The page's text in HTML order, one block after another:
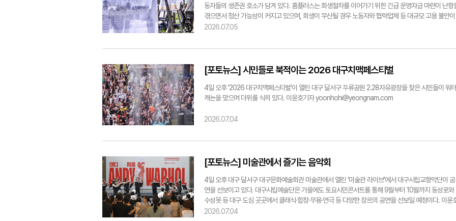
느냐", "재개는 되는 것이냐", "지난주까지만 해도 정상 운영한다고 했는데 갑자기 휴강 문자를 받았다"
등의 글이 잇따라 게시됐다. 일부 댓글에선 "지난주 데스크에 문의했으나 아무 문제 없다는 답변을 들었
다"는 글도 올라와 홈플러스의 대응에 문제가 많다는 성토가 쏟아졌다. 문화센터 강사들도 갑작스러운
행될 예정이며 추후 일정은 확인되는 대로 안내하겠다"고 회원들에게 전했다. 홈페이지 안내와 실제 운
영 상황도 엇갈렸다. 이날 오후 2시 기준 홈플러스 문화센터 홈페이지 첫 화면엔 '7·8월 여름학기 강좌
모집' 안내가 게시돼 있었다. 반면 공지사항에서 임시 휴강이나 환불 절차 등에 대한 별도 안내는 확인되
지 않았다. 환불 절차를 둘러싼 우려도 나온다. 대구시 소비생활센터 측은 "현재 임시 휴업 상태인 만큼
락이 되지 않아 환불이 이뤄지지 않을 경우 소비자분쟁조정이 어려울 수 있다"고 설명했다. 또 "민사소송
CCTV 확인을 통해 뒤늦게 드러난다. 사후 처벌뿐 아니라 사전 예방에 초점을 맞춘 관리체계가 필요한
이유다. 대구대 조한진 교수(사회복지학과)는 장애 아동을 돌보는 교사들에 대한 장애인권 교육과 인식
개선이 우선돼야 한다고 강조했다. 장애 아동은 의사 표현이 어렵거나 행동 특성이 일반 아동과 다른 경
야 한다"고 했다. 현행 제도가 사건 발생 이후에만 개입할 수 있는 사후 대응 방식에 머물러 있다는 점도
한계다. 현재 장애인 권익옹호기관은 학대 정황이 의심되더라도 예방 차원의 현장 점검이나 자료 열람
권한이 없다. 결국 사건이 발생한 뒤에야 사실관계를 확인할 수 있는 구조인 셈이다. 그는 "그간 사건이
발생한 뒤 CCTV를 확인하거나 수사에 착수하는 사후 대응에 머물러 있다"며 "학대를 사전에 막기 위해
"미국의 P&A(Protection and Advocacy) 제도처럼 민간 권익옹호기관에도 일정한 예방적 조사·점검
대구대 백상수 교수(유아특수교육과)는 "교사 개인의 전문성과 책임의식은 기본 전제지만, 감당하기 어
려울 정도로 업무 부담이 커질 경우 이를 혼자 해결하도록 방치해서는 안 된다"고 말했다. 학교의 경우
장학과 전문 지원체계가 비교적 갖춰져 있지만 어린이집은 아직 교사를 지원하는 시스템이 충분하지 않
은 측면이 있어서다. 교사를 감시하기 위한 체계가 아니라 어려움을 겪을 때 전문적인 도움을 받을 수 있
는 지원 시스템을 구축해야 한다고 강조했다. 특히 교사가 스스로 한계를 느끼더라도 이를 쉽게 드러내
지 못하는 조직문화도 개선이 필요하다고 지적했다. 도움을 요청하는 것이 자신의 능력 부족으로 비칠
동자들의 생존권 호소가 담겨 있다. 홈플러스는 회생절차를 이어가기 위한 긴급 운영자금 마련이 난항
겪으면서 청산 가능성이 커지고 있으며, 회생이 무산될 경우 노동자와 협력업체 등 대규모 고용 불안이
우려되고 있다. 이현덕기자 lhd@yeongnam.com
2026.07.05
[포토뉴스] 시민들로 북적이는 2026 대구치맥페스티벌
4일 오후 '2026 대구치맥페스티벌'이 열린 대구 달서구 두류공원 2.28자유광장을 찾은 시민들이 워터
캐논을 맞으며 더위를 식히 있다. 이윤호기자 yoonhohi@yeongnam.com
2026.07.04
[포토뉴스] 미술관에서 즐기는 음악회
4일 오후 대구 달서구 대구문화예술회관 미술관에서 열린 '미술관 라이브'에서 대구시립교향악단이 공
연을 선보이고 있다. 대구시립예술단은 가을에도 토요시민콘서트를 통해 9월부터 10월까지 동성로와
수성못 등 대구 도심 곳곳에서 클래식·합창·무용·연극 등 다양한 장르의 공연을 선보일 예정이다. 이윤
기자 yoonhohi@yeongnam.com
2026.07.04